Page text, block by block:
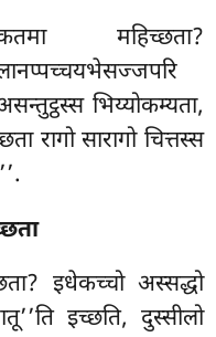
महिच्छता?
भिय्योकम्यता,
रागो सारागो चित्तस्स
इधेकच्चो अस्सद्धो
इच्छति, दुस्सीलो